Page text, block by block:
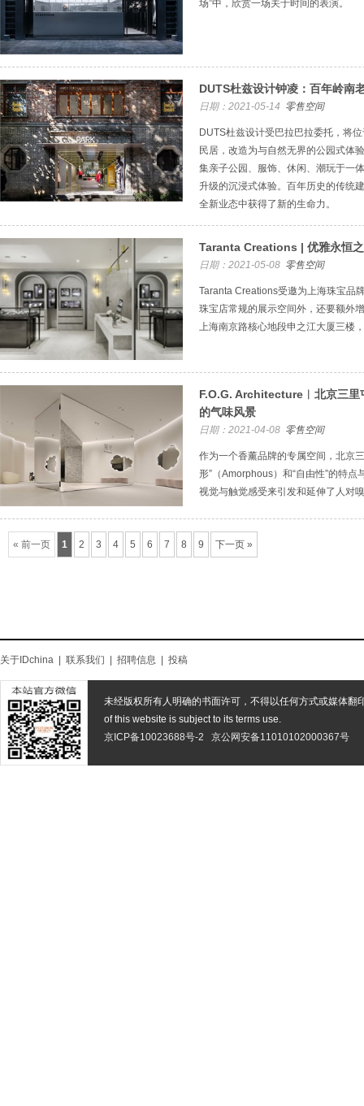
场”中，欣赏一场关于时间的表演。
DUTS杜兹设计钟凌：百年岭南
日期：2021-05-14 零售空间
DUTS杜兹设计受巴拉巴拉委托，将
民居，改造为与自然无界的公园式体
集亲子公园、服饰、休闲、潮玩于一
升级的沉浸式体验。百年历史的传统
全新业态中获得了新的生命力。
Taranta Creations | 优雅永恒
日期：2021-05-08 零售空间
Taranta Creations受邀为上海珠宝品
珠宝店常规的展示空间外，还要额外
上海南京路核心地段申之江大厦三楼
F.O.G. Architecture︱北京三
的气味风景
日期：2021-04-08 零售空间
作为一个香薰品牌的专属空间，北京
形”（Amorphous）和“自由性”的特点
视觉与触觉感受来引发和延伸了人对
« 前一页 1 2 3 4 5 6 7 8 9 下一页 »
关于IDchina 联系我们 招聘信息 投稿
未经版权所有人明确的书面许可，不得以任何方式或媒体翻
of this website is subject to its terms use.
京ICP备10023688号-2
京公网安备11010102000367号